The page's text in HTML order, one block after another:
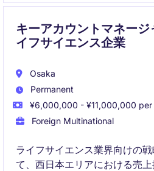
キーアカウントマネージ
イフサイエンス企業
Osaka
Permanent
¥6,000,000 - ¥11,000,000 per
Foreign Multinational
ライフサイエンス業界向けの
て、西日本エリアにおける売